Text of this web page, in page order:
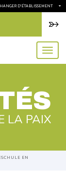
D'ÉTABLISSEMENT
menu
LA PAIX
EN